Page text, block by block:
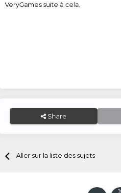
VeryGames suite à cela.
Share
Aller sur la liste des sujets